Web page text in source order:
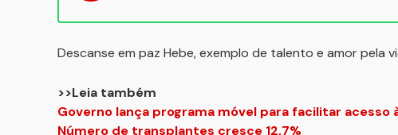
Descanse em paz Hebe, exemplo de talento e amor pela
>>Leia também
Governo lança programa móvel para facilitar acesso
Número de transplantes cresce 12,7%